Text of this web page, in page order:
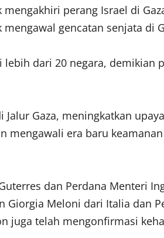
perang Israel di
gencatan senjata di
dari 20 negara, demikian
Gaza, meningkatkan
mengawali era baru
dan Perdana Menteri
Giorgia Meloni dari Italia dan
juga telah mengonfirmasi